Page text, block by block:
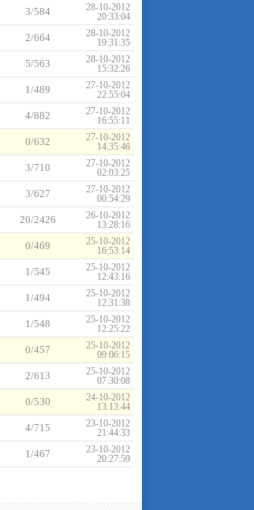
3/584
28-10-2012
20:33:04
2/664
28-10-2012
19:31:35
5/563
28-10-2012
15:32:26
1/489
27-10-2012
22:55:04
4/882
27-10-2012
16:55:11
0/632
27-10-2012
14:35:46
3/710
27-10-2012
02:03:25
3/627
27-10-2012
00:54:29
20/2426
26-10-2012
13:28:16
0/469
25-10-2012
16:53:14
1/545
25-10-2012
12:43:16
1/494
25-10-2012
12:31:38
1/548
25-10-2012
12:25:22
0/457
25-10-2012
09:06:15
2/613
25-10-2012
07:30:08
0/530
24-10-2012
13:13:44
4/715
23-10-2012
21:44:33
1/467
23-10-2012
20:27:59